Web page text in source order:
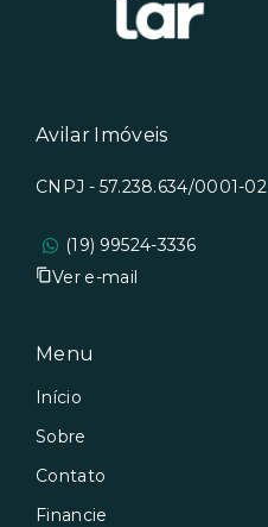
Avilar Imóveis
CNPJ - 57.238.634/0001-02
(19) 99524-3336
Ver e-mail
Menu
Início
Sobre
Contato
Financie